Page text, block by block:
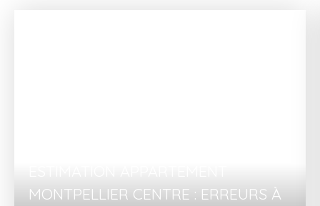
MONTPELLIER CENTRE : ERREURS À